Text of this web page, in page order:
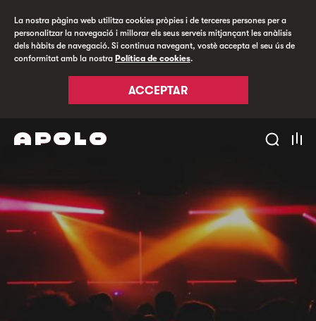
La nostra pàgina web utilitza cookies pròpies i de terceres persones per a
personalitzar la navegació i millorar els seus serveis mitjançant les anàlisis
dels hàbits de navegació. Si continua navegant, vostè accepta el seu ús de
conformitat amb la nostra Política de cookies.
ACCEPTAR